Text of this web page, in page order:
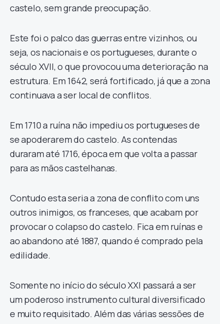
castelo, sem grande preocupação.
Este foi o palco das guerras entre vizinhos, ou
seja, os nacionais e os portugueses, durante o
século XVII, o que provocou uma deterioração na
estrutura. Em 1642, será fortificado, já que a zona
continuava a ser local de conflitos.
Em 1710 a ruína não impediu os portugueses de
se apoderarem do castelo. As contendas
duraram até 1716, época em que volta a passar
para as mãos castelhanas.
Contudo esta seria a zona de conflito com uns
outros inimigos, os franceses, que acabam por
provocar o colapso do castelo. Fica em ruínas e
ao abandono até 1887, quando é comprado pela
edilidade.
Somente no início do século XXI passará a ser
um poderoso instrumento cultural diversificado
e muito requisitado. Além das várias sessões de